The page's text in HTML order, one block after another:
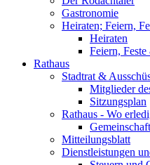
Gastronomie
Heiraten; Feiern,
Heiraten
Feiern,
Rathaus
Stadtrat &
Mitglieder
Sitzungsplan
Rathaus - Wo
Mitteilungsblatt
Dienstleistungen